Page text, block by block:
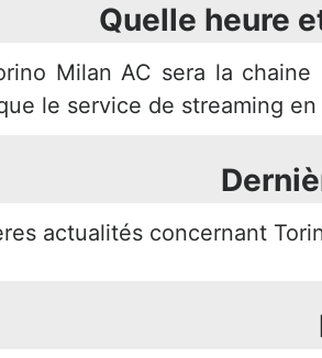
Quelle heure
Milan AC sera la
le service de streaming
actualités concernant